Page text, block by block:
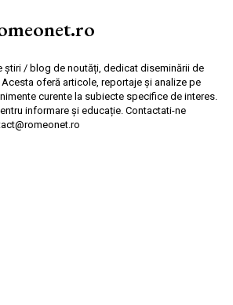
știri / blog de noutăți, dedicat diseminării de
oferă articole, reportaje și analize pe
curente la subiecte specifice de interes.
informare și educație. Contactati-ne